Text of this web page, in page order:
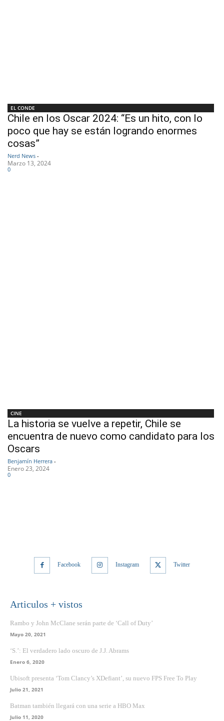
EL CONDE
Chile en los Oscar 2024: “Es un hito, con lo
poco que hay se están logrando enormes
cosas”
Nerd News -
Marzo 13, 2024
0
CINE
La historia se vuelve a repetir, Chile se
encuentra de nuevo como candidato para los
Oscars
Benjamín Herrera -
Enero 23, 2024
0
Facebook Instagram Twitter
Articulos + vistos
Rambo y John McClane serán parte de ‘Call of Duty’
Mayo 20, 2021
‘S.’: El verdadero lado oscuro de J.J. Abrams
Enero 6, 2020
Ubisoft presenta ‘Tom Clancy’s XDefiant’, su nuevo FPS Free To Play
Julio 21, 2021
Batman también llegará con una serie a HBO Max
Julio 11, 2020